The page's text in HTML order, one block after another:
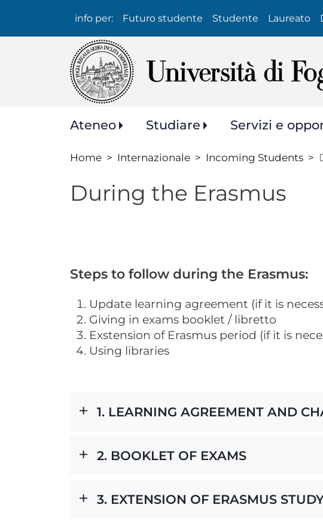
Info
per:
info per: Futuro studente Studente Laureato
Navigazione
Ateneo Studiare Servizi e
Home Internazionale Incoming Students
During the Erasmus
Steps to follow during the Erasmus:
Update learning agreement (if it is
Giving in exams booklet / libretto
Exstension of Erasmus period (if it is
Using libraries
1. LEARNING AGREEMENT AND
2. BOOKLET OF EXAMS
3. EXTENSION OF ERASMUS